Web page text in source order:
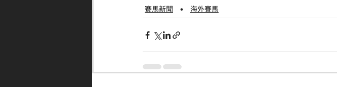
賽馬新聞 海外賽馬